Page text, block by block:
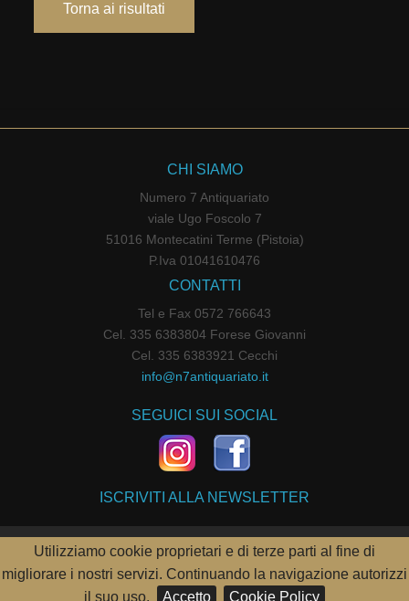
Torna ai risultati
CHI SIAMO
Numero 7 Antiquariato
viale Ugo Foscolo 7
51016 Montecatini Terme (Pistoia)
P.Iva 01041610476
CONTATTI
Tel e Fax 0572 766643
Cel. 335 6383804 Forese Giovanni
Cel. 335 6383921 Cecchi
info@n7antiquariato.it
SEGUICI SUI SOCIAL
ISCRIVITI ALLA NEWSLETTER
POWERED BYPARALLELOWEB
Utilizziamo cookie proprietari e di terze parti al fine di
migliorare i nostri servizi. Continuando la navigazione autorizzi
il suo uso.
Accetto Cookie Policy